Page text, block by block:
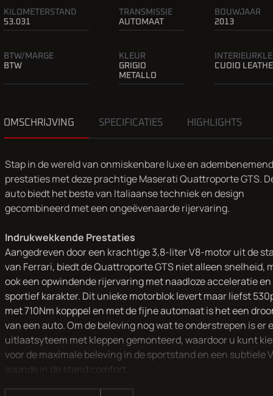
KILOMETERSTAND
53.031
TRANSMISSIE
AUTOMAAT
BOUWJAAR
2013
BTW/MARGE
BTW
KLEUR
GRIGIO
METALLO
CUOIO
OMSCHRIJVING SPECIFICATIES HIGHLIGHTS
Stap in de wereld van onmiskenbare luxe en
prestaties met deze prachtige Maserati Quattroporte GTS.
auto biedt het beste van Italiaanse techniek en design
gecombineerd met een ongeëvenaarde rijervaring.
Indrukwekkende Prestaties
Aangedreven door een krachtige 3,8-liter V8-motor uit de
van Ferrari, biedt de Quattroporte GTS niet alleen snelheid,
ook een opwindende rijervaring met naadloze acceleratie en
sportief karakter. Dit unieke motorblok levert maar liefst
met 710Nm kopppel en met de fijne automaat is het een
van een auto. Om de beleving nog wat te onderstrepen is er
uitlaatsyteem met kleppen gemonteerd, waardoor u kunt
voor de maximale beleving in de sportstand en een subtiele
sounds in de stand comfort.